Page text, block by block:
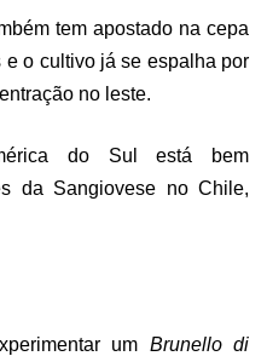
tem apostado na cepa
o cultivo já se espalha por
no leste.
do Sul está bem
da Sangiovese no Chile,
um Brunello di